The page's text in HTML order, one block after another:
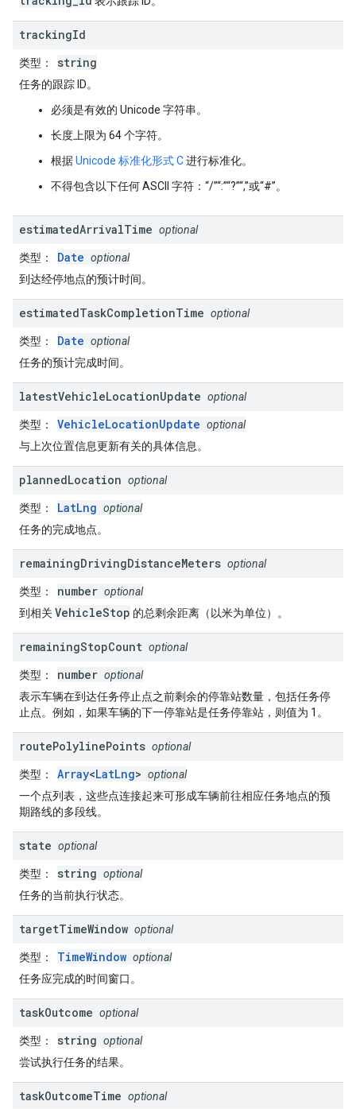
trackingId
类型 ： string
任务的跟踪 ID。
必须是有效的 Unicode 字符串。
长度上限为 64 个字符。
根据Unicode 标准化形式 C进行标准化。
不得包含以下任何 ASCII 字符：“/”“:”“?”“,”或“#”。
estimatedArrivalTime optional
类型 ： Date optional
到达经停地点的预计时间。
estimatedTaskCompletionTime optional
类型 ： Date optional
任务的预计完成时间。
latestVehicleLocationUpdate optional
类型 ： VehicleLocationUpdate optional
与上次位置信息更新有关的具体信息。
plannedLocation optional
类型 ： LatLng optional
任务的完成地点。
remainingDrivingDistanceMeters optional
类型 ： number optional
到相关VehicleStop 的总剩余距离（以米为单位）。
remainingStopCount optional
类型 ： number optional
表示车辆在到达任务停止点之前剩余的停靠站数量，包括任务停
止点。例如，如果车辆的下一停靠站是任务停靠站，则值为 1。
routePolylinePoints optional
类型 ： Array<LatLng> optional
一个点列表，这些点连接起来可形成车辆前往相应任务地点的预
期路线的多段线。
state optional
类型 ： string optional
任务的当前执行状态。
targetTimeWindow optional
类型 ： TimeWindow optional
任务应完成的时间窗口。
taskOutcome optional
类型 ： string optional
尝试执行任务的结果。
taskOutcomeTime optional